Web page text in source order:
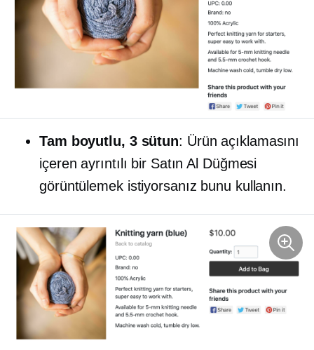
Tam boyutlu, 3 sütun: Ürün açıklamasını
içeren ayrıntılı bir Satın Al Düğmesi
görüntülemek istiyorsanız bunu kullanın.